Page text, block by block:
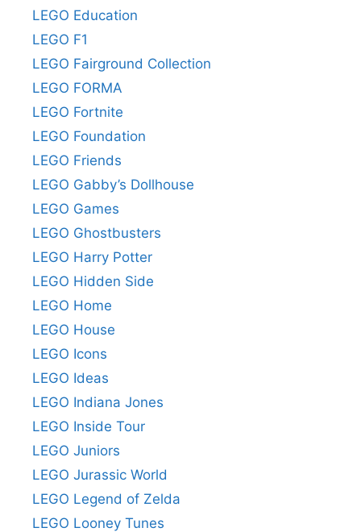
LEGO Education
LEGO F1
LEGO Fairground Collection
LEGO FORMA
LEGO Fortnite
LEGO Foundation
LEGO Friends
LEGO Gabby’s Dollhouse
LEGO Games
LEGO Ghostbusters
LEGO Harry Potter
LEGO Hidden Side
LEGO Home
LEGO House
LEGO Icons
LEGO Ideas
LEGO Indiana Jones
LEGO Inside Tour
LEGO Juniors
LEGO Jurassic World
LEGO Legend of Zelda
LEGO Looney Tunes